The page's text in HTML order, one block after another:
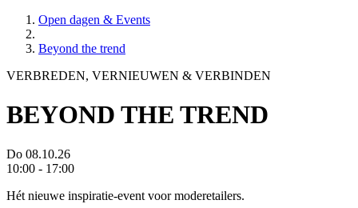
Open dagen & Events
Beyond the trend
VERBREDEN, VERNIEUWEN & VERBINDEN
BEYOND THE TREND
Do 08.10.26
10:00 - 17:00
Hét nieuwe inspiratie-event voor moderetailers.